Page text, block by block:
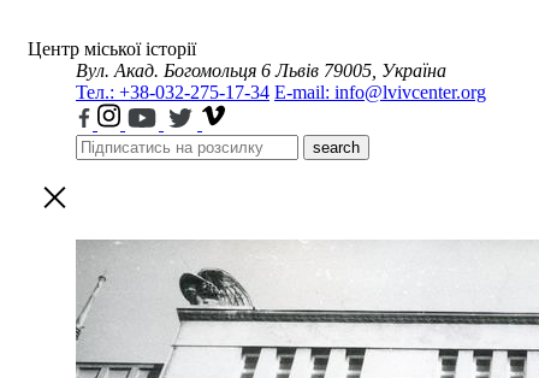
Центр міської історії
Вул. Акад. Богомольця 6 Львів 79005, Україна
Тел.: +38-032-275-17-34 E-mail: info@lvivcenter.org
search